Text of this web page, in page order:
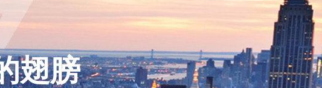
翅膀